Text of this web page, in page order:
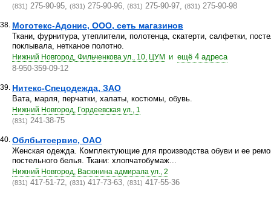
(831) 275-90-95, (831) 275-90-96, (831) 275-90-97, (831) 275-90-98
38. Моготекс-Адонис, ООО, сеть магазинов
Ткани, фурнитура, утеплители, полотенца, скатерти, салфетки,
поклывала, нетканое полотно.
Нижний Новгород, Фильченкова ул., 10, ЦУМ и ещё 4 адреса
8-950-359-09-12
39. Нитекс-Спецодежда, ЗАО
Вата, марля, перчатки, халаты, костюмы, обувь.
Нижний Новгород, Гордеевская ул., 1
(831) 241-38-75
40. Облбытсервис, ОАО
Женская одежда. Комплектующие для производства обуви и ее
постельного белья. Ткани: хлопчатобумаж...
Нижний Новгород, Васюнина адмирала ул., 2
(831) 417-51-72, (831) 417-73-63, (831) 417-55-36